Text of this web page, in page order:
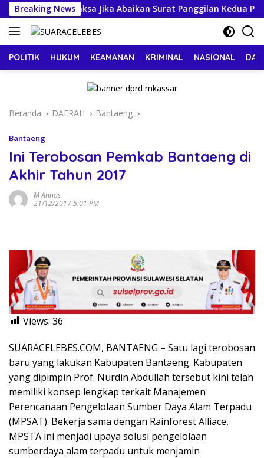
Langsung
ke
konten
Breaking News
Paksa Jika Abaikan Surat Panggilan Kedua Penyidik
POLITIK HUKUM KEAMANAN KRIMINAL NASIONAL
Beranda DAERAH Bantaeng
Bantaeng
Ini Terobosan Pemkab Bantaeng di
Akhir Tahun 2017
M Annas
21/12/2017 5:01 PM
Views: 36
SUARACELEBES.COM, BANTAENG – Satu lagi terobosan
baru yang lakukan Kabupaten Bantaeng. Kabupaten
yang dipimpin Prof. Nurdin Abdullah tersebut kini telah
memiliki konsep lengkap terkait Manajemen
Perencanaan Pengelolaan Sumber Daya Alam Terpadu
(MPSAT). Bekerja sama dengan Rainforest Alliace,
MPSTA ini menjadi upaya solusi pengelolaan
sumberdaya alam terpadu untuk menjamin